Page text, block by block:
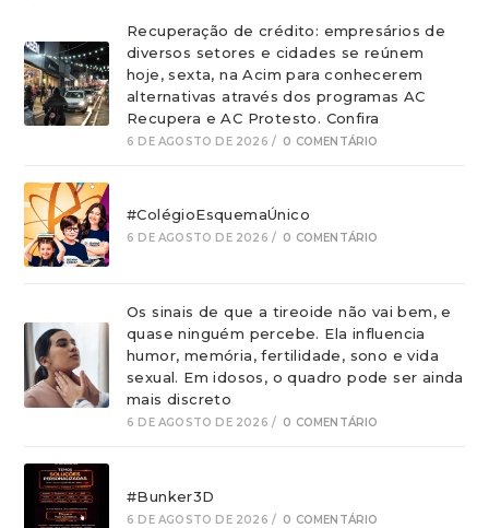
Recuperação de crédito: empresários de
diversos setores e cidades se reúnem
hoje, sexta, na Acim para conhecerem
alternativas através dos programas AC
Recupera e AC Protesto. Confira
6 DE AGOSTO DE 2026 / 0 COMENTÁRIO
#ColégioEsquemaÚnico
6 DE AGOSTO DE 2026 / 0 COMENTÁRIO
Os sinais de que a tireoide não vai bem, e
quase ninguém percebe. Ela influencia
humor, memória, fertilidade, sono e vida
sexual. Em idosos, o quadro pode ser ainda
mais discreto
6 DE AGOSTO DE 2026 / 0 COMENTÁRIO
#Bunker3D
6 DE AGOSTO DE 2026 / 0 COMENTÁRIO